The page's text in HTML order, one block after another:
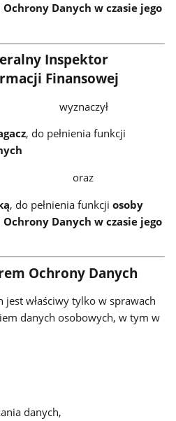
Danych w czasie jego
Inspektor
Finansowej
wyznaczył
, do pełnienia funkcji
oraz
, do pełnienia funkcjiosoby
Danych w czasie jego
Ochrony Danych
właściwy tylko w sprawach
danych osobowych, w tym w
danych,